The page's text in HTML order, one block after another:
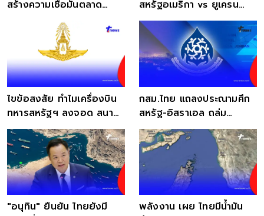
สร้างความเชื่อมั่นตลาด
สหรัฐฯ ดันส่งออก"แป้งมัน
สำปะหลังไทย"
สหรัฐอเมริกา vs ยูเครน
VNL สด "ดูวอลเลย์บอลสด
ฟรี"
ไขข้อสงสัย ทำไมเครื่องบิน
ทหารสหรัฐฯ ลงจอด สนาม
บินนานาชาติกระบี่
กสม.ไทย แถลงประณามศึก
สหรัฐ-อิสราเอล ถล่ม
อิหร่าน ชี้ไร้มนุษยธรรม
"อนุทิน" ยืนยัน ไทยยังมี
พลังงาน เผย ไทยมีน้ำมัน